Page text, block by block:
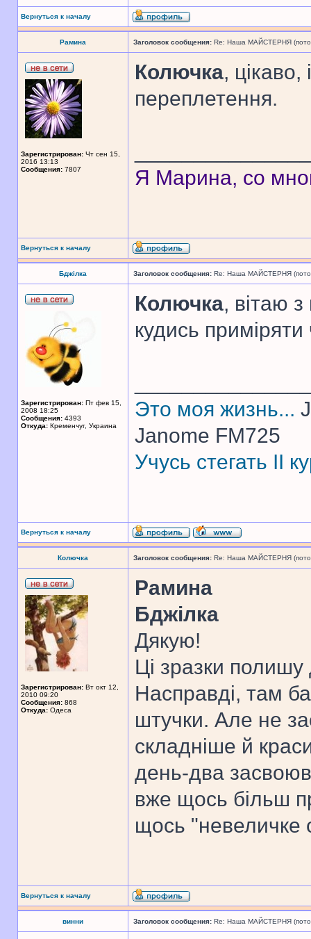
Вернуться к началу
Рамина Заголовок сообщения: Re: Наша МАЙСТЕРНЯ
Зарегистрирован: Чт сен 15,
2016 13:13
Сообщения: 7807
Колючка,
переплетення.
Я Марина, со
Вернуться к началу
Бджілка Заголовок сообщения: Re: Наша МАЙСТЕРНЯ
Зарегистрирован: Пт фев 15,
2008 18:25
Сообщения: 4393
Откуда: Кременчуг, Украина
Колючка, вітаю
кудись приміряти
Это моя жизнь...
Janome FM725
Учусь стегать II
Вернуться к началу
Колючка Заголовок сообщения: Re: Наша МАЙСТЕРНЯ
Зарегистрирован: Вт окт 12,
2010 09:20
Сообщения: 868
Откуда: Одеса
Рамина
Бджілка
Дякую!
Ці зразки полишу
Насправді, там
штучки. Але не
складніше й
день-два
вже щось більш
щось "невеличке
Вернуться к началу
винни Заголовок сообщения: Re: Наша МАЙСТЕРНЯ